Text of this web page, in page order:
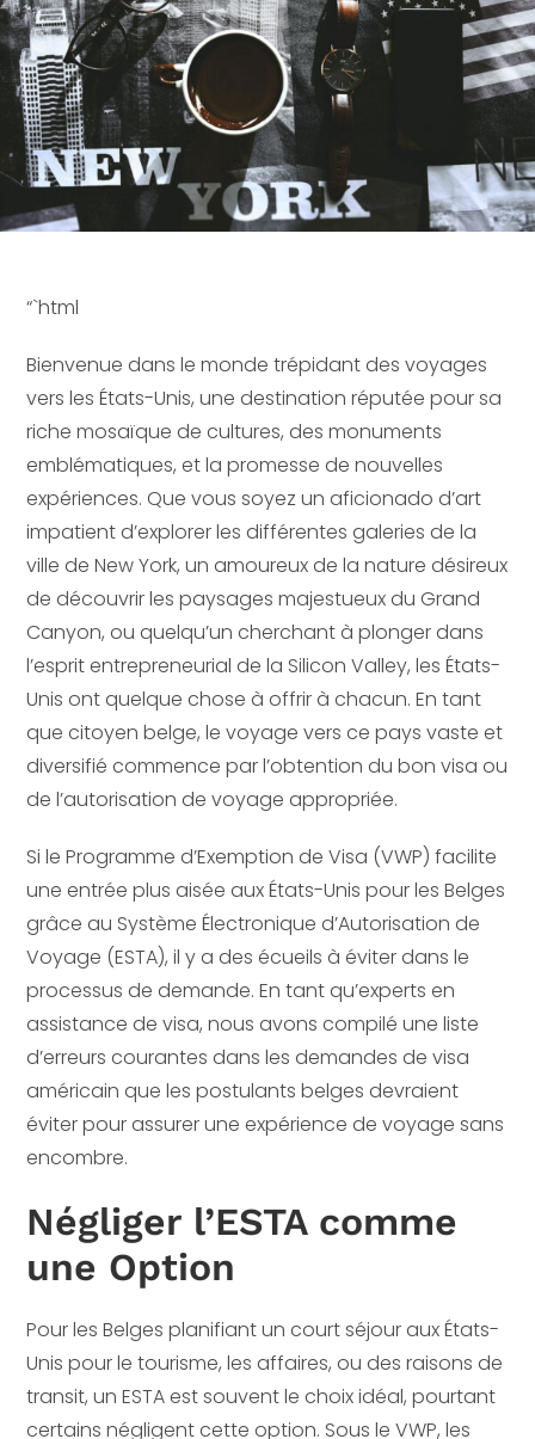
“`html
Bienvenue dans le monde trépidant des voyages
vers les États-Unis, une destination réputée pour sa
riche mosaïque de cultures, des monuments
emblématiques, et la promesse de nouvelles
expériences. Que vous soyez un aficionado d’art
impatient d’explorer les différentes galeries de la
ville de New York, un amoureux de la nature désireux
de découvrir les paysages majestueux du Grand
Canyon, ou quelqu’un cherchant à plonger dans
l’esprit entrepreneurial de la Silicon Valley, les États-
Unis ont quelque chose à offrir à chacun. En tant
que citoyen belge, le voyage vers ce pays vaste et
diversifié commence par l’obtention du bon visa ou
de l’autorisation de voyage appropriée.
Si le Programme d’Exemption de Visa (VWP) facilite
une entrée plus aisée aux États-Unis pour les Belges
grâce au Système Électronique d’Autorisation de
Voyage (ESTA), il y a des écueils à éviter dans le
processus de demande. En tant qu’experts en
assistance de visa, nous avons compilé une liste
d’erreurs courantes dans les demandes de visa
américain que les postulants belges devraient
éviter pour assurer une expérience de voyage sans
encombre.
Négliger l’ESTA comme
une Option
Pour les Belges planifiant un court séjour aux États-
Unis pour le tourisme, les affaires, ou des raisons de
transit, un ESTA est souvent le choix idéal, pourtant
certains négligent cette option. Sous le VWP, les